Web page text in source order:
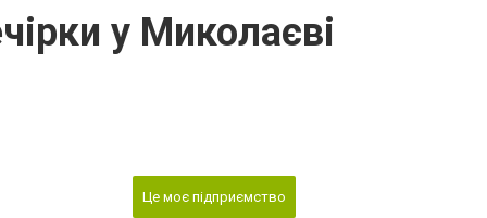
у Миколаєві
Це моє підприємство